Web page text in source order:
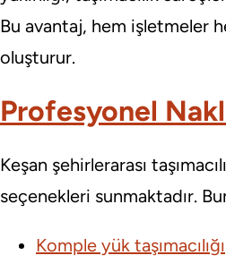
Bu avantaj, hem işletmeler
oluşturur.
Profesyonel
Keşan şehirlerarası
seçenekleri sunmaktadır.
Komple yük taşımacılığı